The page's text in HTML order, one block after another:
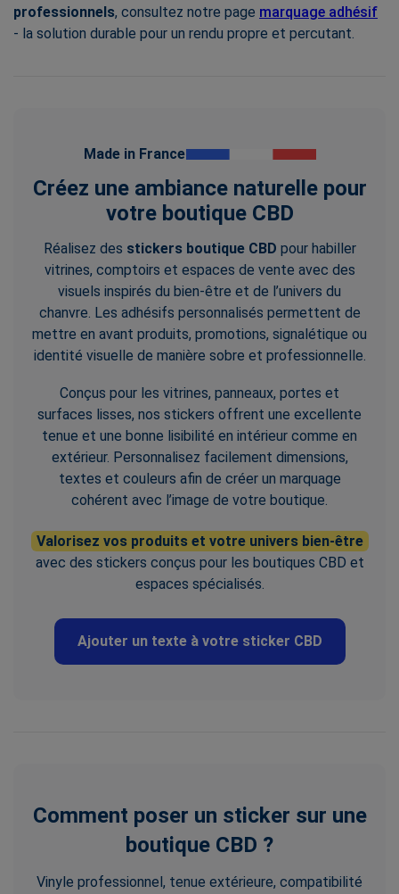
professionnels, consultez notre page marquage adhésif
- la solution durable pour un rendu propre et percutant.
Made in France
Créez une ambiance naturelle pour
votre boutique CBD
Réalisez des stickers boutique CBD pour habiller
vitrines, comptoirs et espaces de vente avec des
visuels inspirés du bien-être et de l’univers du
chanvre. Les adhésifs personnalisés permettent de
mettre en avant produits, promotions, signalétique ou
identité visuelle de manière sobre et professionnelle.
Conçus pour les vitrines, panneaux, portes et
surfaces lisses, nos stickers offrent une excellente
tenue et une bonne lisibilité en intérieur comme en
extérieur. Personnalisez facilement dimensions,
textes et couleurs afin de créer un marquage
cohérent avec l’image de votre boutique.
Valorisez vos produits et votre univers bien-être
avec des stickers conçus pour les boutiques CBD et
espaces spécialisés.
Ajouter un texte à votre sticker CBD
Comment poser un sticker sur une
boutique CBD ?
Vinyle professionnel, tenue extérieure, compatibilité